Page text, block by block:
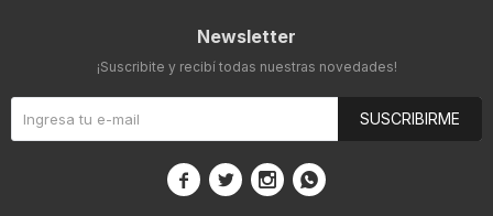
Newsletter
¡Suscribite y recibí todas nuestras novedades!
SUSCRIBIRME
   